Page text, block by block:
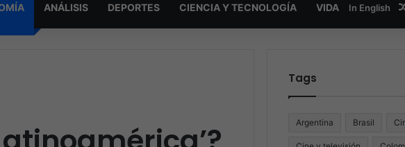
ANÁLISIS DEPORTES CIENCIA Y TECNOLOGÍA VIDA In English
Tags
Argentina Brasil